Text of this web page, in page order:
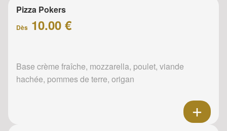
Pizza Pokers
Dès 10.00 €
Base crème fraîche, mozzarella, poulet, viande
hachée, pommes de terre, origan